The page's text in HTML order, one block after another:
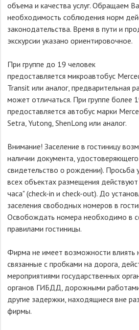
объема и качества услуг. Обращаем
необходимость соблюдения норм
законодательства. Время в пути и
экскурсии указано ориентировочное.
При группе до 19 человек
предоставляется микроавтобус
Transit или аналог, предварительная
может отличаться. При группе более
предоставляется автобус марки
Setra, Yutong, ShenLong или аналог.
Внимание! Заселение в гостиницу
наличии документа,
свидетельство о рождении). Просьба
всех объектах размещения действуют
часа" (check-in и check-out). До
заселения свободных номеров в
Освобождать номера необходимо в
правилами гостиницы.
Фирма не имеет возможности влиять
связанные с пробками на дорога,
мероприятиями государственных
органов ГИБДД, дорожными
другие задержки, находящиеся вне
фирмы.